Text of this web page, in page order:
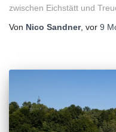
zwischen Eichstätt und
Von Nico Sandner, vor 9